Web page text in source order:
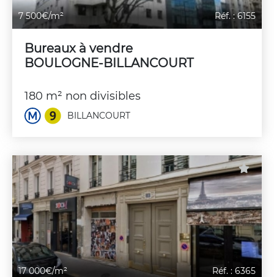
7 500€/m² Réf. : 6155
Bureaux à vendre
BOULOGNE-BILLANCOURT
180 m² non divisibles
BILLANCOURT
17 000€/m² Réf. : 6365